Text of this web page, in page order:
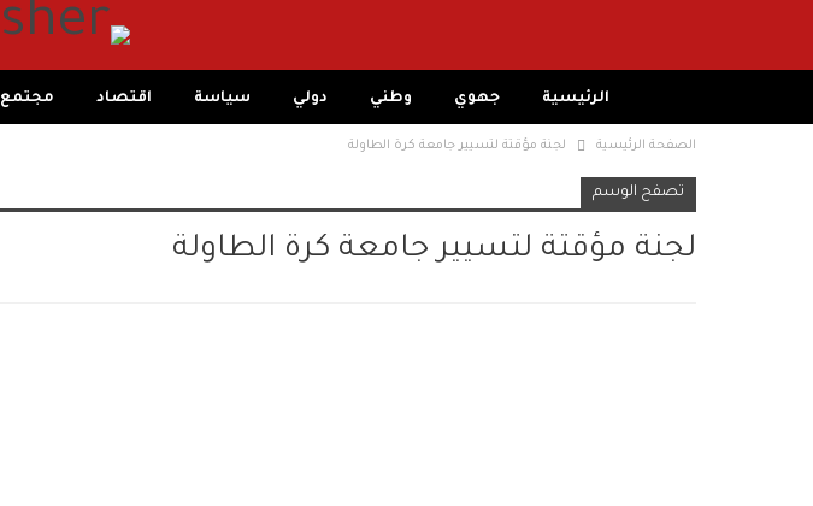
الرئيسية جهوي وطني دولي سياسة اقتصاد مجتمع
الصفحة الرئيسية لجنة مؤقتة لتسيير جامعة كرة الطاولة
تصفح الوسم
لجنة مؤقتة لتسيير جامعة كرة الطاولة